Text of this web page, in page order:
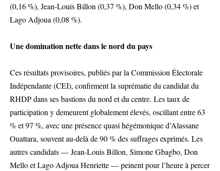
(0,16 %), Jean-Louis Billon (0,37 %), Don Mello (0,34 %) et
Lago Adjoua (0,08 %).
Une domination nette dans le nord du pays
Ces résultats provisoires, publiés par la Commission Électorale
Indépendante (CEI), confirment la suprématie du candidat du
RHDP dans ses bastions du nord et du centre. Les taux de
participation y demeurent globalement élevés, oscillant entre 63
% et 97 %, avec une présence quasi hégémonique d’Alassane
Ouattara, souvent au-delà de 90 % des suffrages exprimés. Les
autres candidats — Jean-Louis Billon, Simone Gbagbo, Don
Mello et Lago Adjoua Henriette — peinent pour l’heure à percer